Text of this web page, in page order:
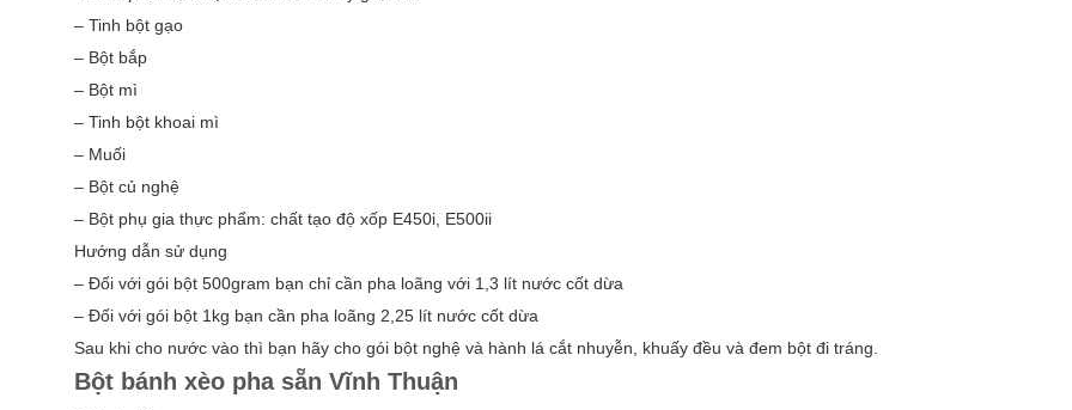
– Tinh bột gạo
– Bột bắp
– Bột mì
– Tinh bột khoai mì
– Muối
– Bột củ nghệ
– Bột phụ gia thực phẩm: chất tạo độ xốp E450i, E500ii
Hướng dẫn sử dụng
– Đối với gói bột 500gram bạn chỉ cần pha loãng với 1,3 lít nước cốt dừa
– Đối với gói bột 1kg bạn cần pha loãng 2,25 lít nước cốt dừa
Sau khi cho nước vào thì bạn hãy cho gói bột nghệ và hành lá cắt nhuyễn, khuấy đều và đem bột đi tráng.
Bột bánh xèo pha sẵn Vĩnh Thuận